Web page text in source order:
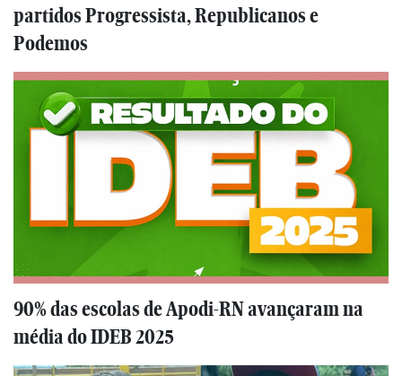
partidos Progressista, Republicanos e
Podemos
90% das escolas de Apodi-RN avançaram na
média do IDEB 2025